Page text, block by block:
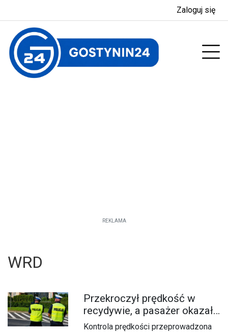
Zaloguj się
REKLAMA
WRD
Przekroczył prędkość w
recydywie, a pasażer okazał
się być osobą poszukiwaną
Kontrola prędkości przeprowadzona